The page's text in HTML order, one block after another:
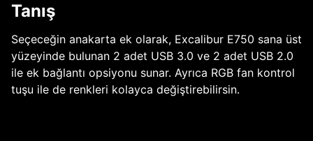
Tanış
Seçeceğin anakarta ek olarak, Excalibur E750 sana üst
yüzeyinde bulunan 2 adet USB 3.0 ve 2 adet USB 2.0
ile ek bağlantı opsiyonu sunar. Ayrıca RGB fan kontrol
tuşu ile de renkleri kolayca değiştirebilirsin.